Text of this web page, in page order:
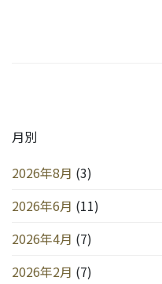
月別
2026年8月 (3)
2026年6月 (11)
2026年4月 (7)
2026年2月 (7)